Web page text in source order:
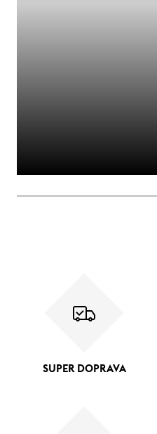
SUPER DOPRAVA